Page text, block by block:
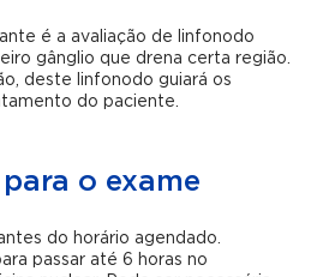
é a avaliação de linfonodo
gânglio que drena certa região.
deste linfonodo guiará os
do paciente.
o exame
do horário agendado.
passar até 6 horas no